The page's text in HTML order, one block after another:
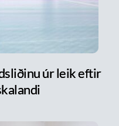
úr leik eftir